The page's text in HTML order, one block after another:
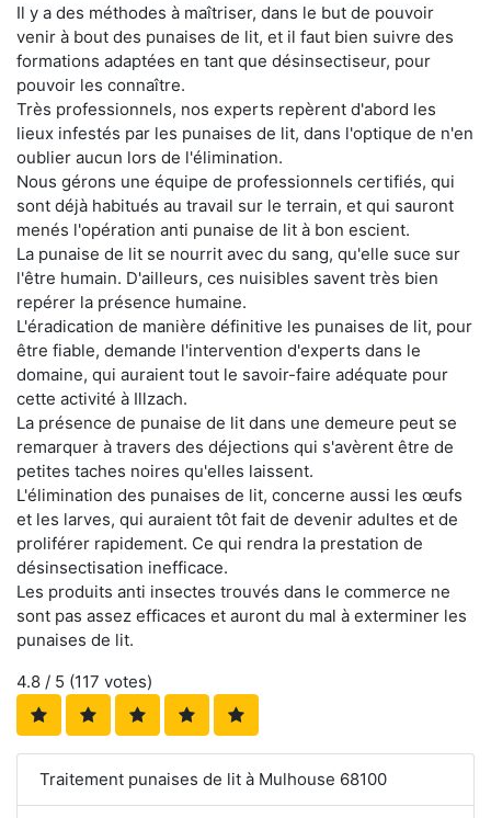
Il y a des méthodes à maîtriser, dans le but de pouvoir
venir à bout des punaises de lit, et il faut bien suivre des
formations adaptées en tant que désinsectiseur, pour
pouvoir les connaître.
Très professionnels, nos experts repèrent d'abord les
lieux infestés par les punaises de lit, dans l'optique de n'en
oublier aucun lors de l'élimination.
Nous gérons une équipe de professionnels certifiés, qui
sont déjà habitués au travail sur le terrain, et qui sauront
menés l'opération anti punaise de lit à bon escient.
La punaise de lit se nourrit avec du sang, qu'elle suce sur
l'être humain. D'ailleurs, ces nuisibles savent très bien
repérer la présence humaine.
L'éradication de manière définitive les punaises de lit, pour
être fiable, demande l'intervention d'experts dans le
domaine, qui auraient tout le savoir-faire adéquate pour
cette activité à Illzach.
La présence de punaise de lit dans une demeure peut se
remarquer à travers des déjections qui s'avèrent être de
petites taches noires qu'elles laissent.
L'élimination des punaises de lit, concerne aussi les œufs
et les larves, qui auraient tôt fait de devenir adultes et de
proliférer rapidement. Ce qui rendra la prestation de
désinsectisation inefficace.
Les produits anti insectes trouvés dans le commerce ne
sont pas assez efficaces et auront du mal à exterminer les
punaises de lit.
4.8 / 5 (117 votes)
Traitement punaises de lit à Mulhouse 68100